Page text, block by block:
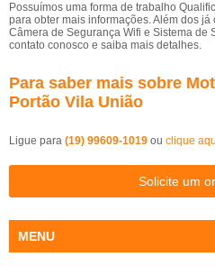
Possuímos uma forma de trabalho
para obter mais informações. Além dos
Câmera de Segurança Wifi e Sistema de
contato conosco e saiba mais detalhes.
Para saber mais sobre
Portão Vila União
Ligue para (19) 99609-1019 ou clique
Solicite um
MENU